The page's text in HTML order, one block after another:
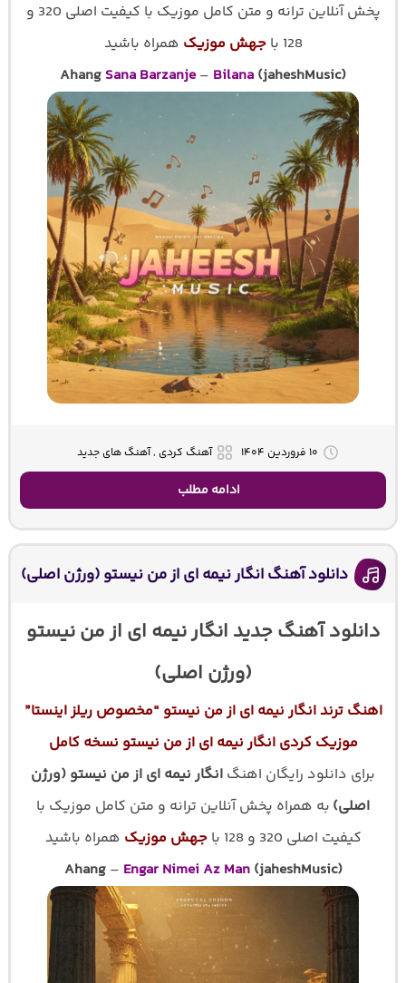
پخش آنلاین ترانه و متن کامل موزیک با کیفیت اصلی 320 و
128 با
جهش موزیک همراه باشید
Ahang Sana Barzanje – Bilana (jaheshMusic)
۱۰ فروردین ۱۴۰۴ آهنگ کردی , آهنگ های جدید
ادامه مطلب
دانلود آهنگ انگار نیمه ای از من نیستو (ورژن اصلی)
دانلود آهنگ جدید انگار نیمه ای از من نیستو
(ورژن اصلی)
اهنگ ترند انگار نیمه ای از من نیستو “مخصوص ریلز اینستا”
موزیک کردی انگار نیمه ای از من نیستو نسخه کامل
برای دانلود رایگان اهنگ انگار نیمه ای از من نیستو (ورژن
اصلی) به همراه پخش آنلاین ترانه و متن کامل موزیک با
کیفیت اصلی 320 و 128 با
جهش موزیک همراه باشید
Ahang – Engar Nimei Az Man(jaheshMusic)